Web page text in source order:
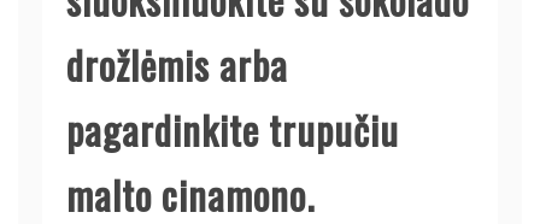
drožlėmis arba
pagardinkite trupučiu
malto cinamono.